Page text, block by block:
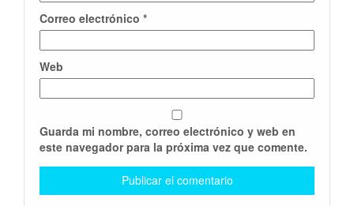
Correo electrónico *
Web
Guarda mi nombre, correo electrónico y web en
este navegador para la próxima vez que comente.